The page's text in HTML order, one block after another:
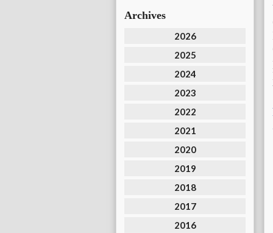
Archives
2026
2025
2024
2023
2022
2021
2020
2019
2018
2017
2016